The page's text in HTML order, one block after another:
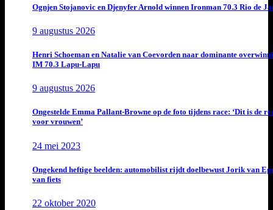
Ognjen Stojanovic en Djenyfer Arnold winnen Ironman 70.3 Rio de
9 augustus 2026
Henri Schoeman en Natalie van Coevorden naar dominante
IM 70.3 Lapu-Lapu
9 augustus 2026
Ongestelde Emma Pallant-Browne op de foto tijdens race: ‘Dit is de
voor vrouwen’
24 mei 2023
Ongekend heftige beelden: automobilist rijdt doelbewust Jorik van
van fiets
22 oktober 2020